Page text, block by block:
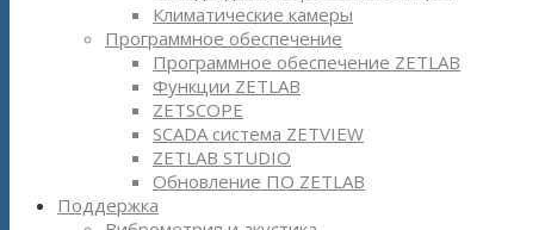
Климатические камеры
Программное обеспечение
Программное обеспечение ZETLAB
Функции ZETLAB
ZETSCOPE
SCADA система ZETVIEW
ZETLAB STUDIO
Обновление ПО ZETLAB
Поддержка